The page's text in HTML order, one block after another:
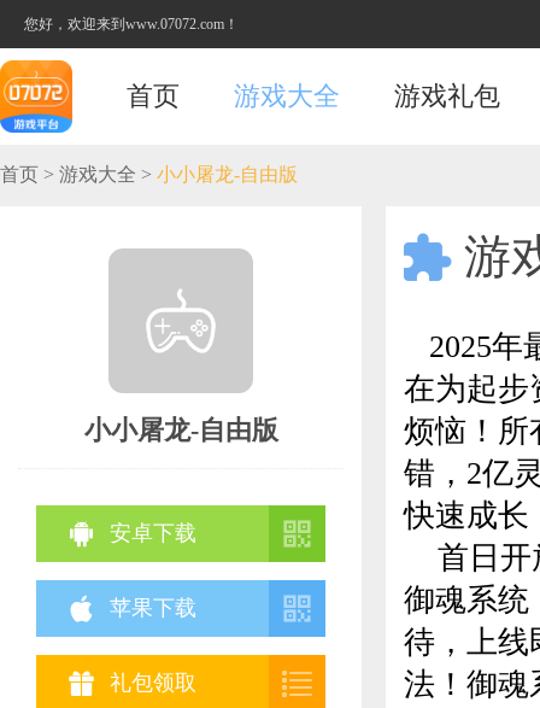
您好，欢迎来到www.07072.com！
首页 游戏大全 游戏礼包
首页 > 游戏大全 > 小小屠龙-自由版
小小屠龙-自由版
 安卓下载 
 苹果下载 
 礼包领取 
 游
2025年
在为起步
烦恼！所
错，2亿
快速成长
首日开
御魂系统
待，上线
法！御魂